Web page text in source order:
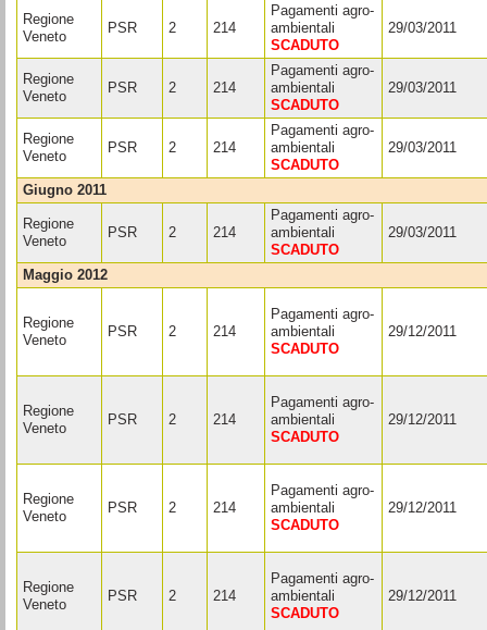
Regione
Veneto
PSR 2 214
Pagamenti agro-
ambientali
SCADUTO
29/03/2011
Regione
Veneto
PSR 2 214
Pagamenti agro-
ambientali
SCADUTO
29/03/2011
Regione
Veneto
PSR 2 214
Pagamenti agro-
ambientali
SCADUTO
29/03/2011
giugno 2011
Regione
Veneto
PSR 2 214
Pagamenti agro-
ambientali
SCADUTO
29/03/2011
maggio 2012
Regione
Veneto
PSR 2 214
Pagamenti agro-
ambientali
SCADUTO
29/12/2011
Regione
Veneto
PSR 2 214
Pagamenti agro-
ambientali
SCADUTO
29/12/2011
Regione
Veneto
PSR 2 214
Pagamenti agro-
ambientali
SCADUTO
29/12/2011
Regione
Veneto
PSR 2 214
Pagamenti agro-
ambientali
SCADUTO
29/12/2011